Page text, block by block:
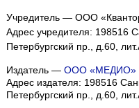
Учредитель — ООО
Адрес учредителя: 198516
Петербургский пр., д.60,
Издатель — ООО «МЕДИО»
Адрес издателя: 198516
Петербургский пр., д.60,